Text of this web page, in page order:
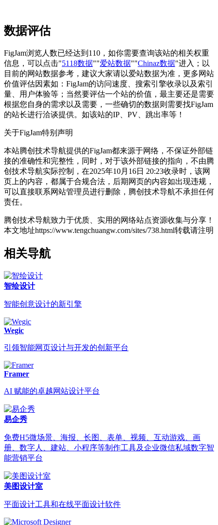
数据评估
FigJam浏览人数已经达到110，如你需要查询该站的相关权重
信息，可以点击"5118数据""爱站数据""Chinaz数据"进入；以
目前的网站数据参考，建议大家请以爱站数据为准，更多网站
价值评估因素如：FigJam的访问速度、搜索引擎收录以及索引
量、用户体验等；当然要评估一个站的价值，最主要还是需要
根据您自身的需求以及需要，一些确切的数据则需要找FigJam
的站长进行洽谈提供。如该站的IP、PV、跳出率等！
关于FigJam特别声明
本站腾创技术导航提供的FigJam都来源于网络，不保证外部链
接的准确性和完整性，同时，对于该外部链接的指向，不由腾
创技术导航实际控制，在2025年10月16日 20:23收录时，该网
页上的内容，都属于合规合法，后期网页的内容如出现违规，
可以直接联系网站管理员进行删除，腾创技术导航不承担任何
责任。
腾创技术导航致力于优质、实用的网络站点资源收集与分享！
本文地址https://www.tengchuangw.com/sites/738.html转载请注明
相关导航
智绘设计
智能创意设计的新引擎
Wegic
引领智能网页设计与开发的创新平台
Framer
AI 赋能的卓越网站设计平台
易企秀
免费H5微场景、海报、长图、表单、视频、互动游戏、画
册、数字人、建站、小程序等制作工具及企业微信私域数字智
能营销平台
美图设计室
平面设计工具和在线平面设计软件